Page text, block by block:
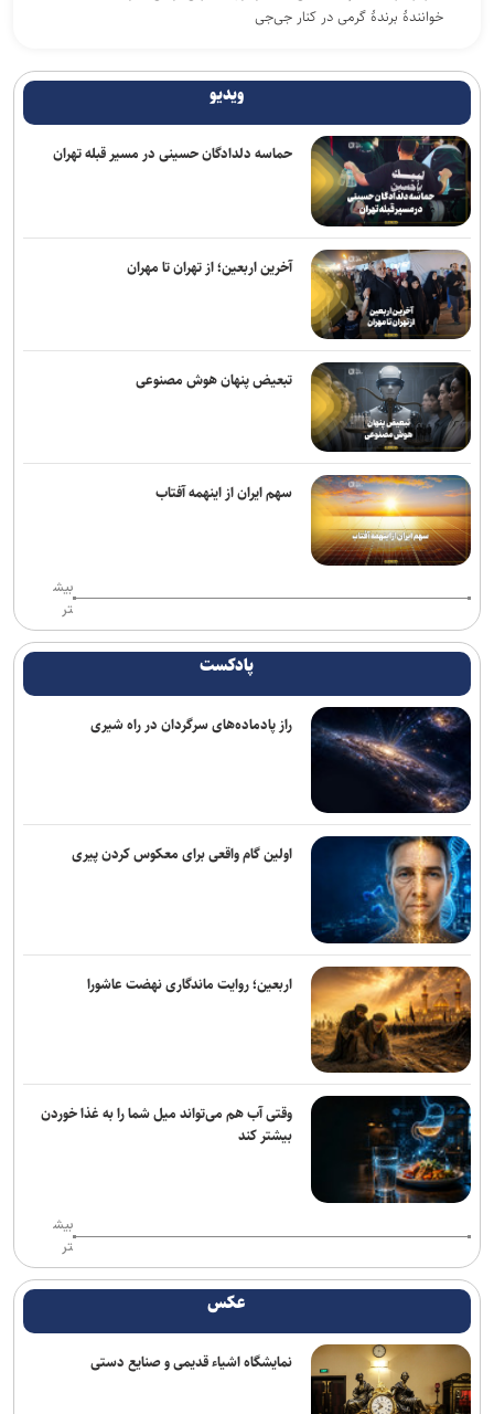
خوانندهٔ برندهٔ گرمی در کنار جی‌جی
روایت فرهنگ و هنر
استقبال ۲۰ برابری زنان از فضاهای اختصاصی؛ ضرورت روزآمدسازی
خدمات برای زنان و دختران
روایت قربانیان خاموش جنگ به زبان ژاپنی منتشر شد
«خلیق» مردی بود که بلخ را زیست و سرود
نمایش‌های کشور، ٢ شب به صحنه نمی‌روند
برگزاری «زندگی‌نامه داستانی» در موزه انقلاب اسلامی و دفاع مقدس
هیئت داوران پنجمین سوگواره ملی نمایش‌های آیینی و مذهبی «نی‌ناله»
معرفی شدند
پایان فیلمبرداری «پدر سنگ»/ روایتی از زخم‌های کودکی
با رفتن اکبر عبدی یک برادر را از دست دادم/ بازیگری که همیشه برگ
هدف‌گذاری پرداخت ۳۰ هزار وام اشتغال تا پایان سال/ تشکیل بانک
مشاغل ایثارگران در دستور کار است
خبرنگار؛ روایتگر روز‌هایی که از سر گذراندیم و فردایی که پیش رو داریم
خبرنگاران در خط مقدم جنگ روایت‌ها قرار دارند
فیلم مرموز ونیز به‌دلیل «ملاحظات امنیتی» از اعلام رسمی جا ماند
«مرد عنکبوتی: یک روز تازه» در آستانه فتح رکوردهای تازه؛ «اودیسه» از
یک میلیارد دلار گذشت
«زنده‌شور» و «استخر» همچنان می‌تازند/ مجموع فروش هفتگی دو فیلم،
۱۳ برابر ۶ فیلم دیگر! + جدول فروش
نمایش در ۱۵ استان
میلیون دلاری
کتاب «برنامه راهبردی حکمرانی‌محور» بنیاد شهید رونمایی شد/ برنامه
پنج‌ساله بنیاد شهید و امور ایثارگران برای حرکت تا افق ۱۴۱۰
اجرای «خسوف»؛ روایت موسیقایی عاشورا در تالار وحدت
خبرنگاری در روزهای عادی، پیشه‌ای شریف، اما در روزهای سخت، سیمایی
از مجاهدت فرهنگی و اجتماعی پیدا می‌کند
ارسال حدود ۲ هزار اثر به جشنواره بین‌المللی فیلم فضای باز ایران
ادای دین پیتر شومان به کودکان میناب/ بیانیه‌ای جهانی در صحنه
جشنواره بین‌المللی نمایش عروسکی «تهران-مبارک»
ویدیو
حماسه دلدادگان حسینی در مسیر قبله تهران
آخرین اربعین؛ از تهران تا مهران
تبعیض پنهان هوش مصنوعی
سهم ایران از اینهمه آفتاب
بیش
تر
پادکست
راز پادماده‌های سرگردان در راه شیری
اولین گام واقعی برای معکوس کردن پیری
اربعین؛ روایت ماندگاری نهضت عاشورا
وقتی آب هم می‌تواند میل شما را به غذا خوردن
بیشتر کند
بیش
تر
عکس
نمایشگاه اشیاء قدیمی و صنایع دستی